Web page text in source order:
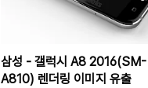
삼성 - 갤럭시 A8 2016(SM-
A810) 렌더링 이미지 유출